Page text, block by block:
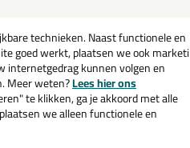
op te nemen bij vragen)
technieken. Naast functionele en
goed werkt, plaatsen we ook
internetgedrag kunnen volgen en
Meer weten?Lees hier ons
te klikken, ga je akkoord met alle
we alleen functionele en